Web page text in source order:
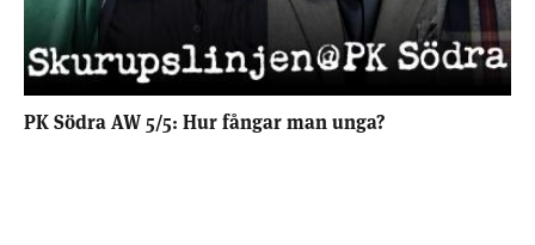
PK Södra AW 5/5: Hur fångar man unga?